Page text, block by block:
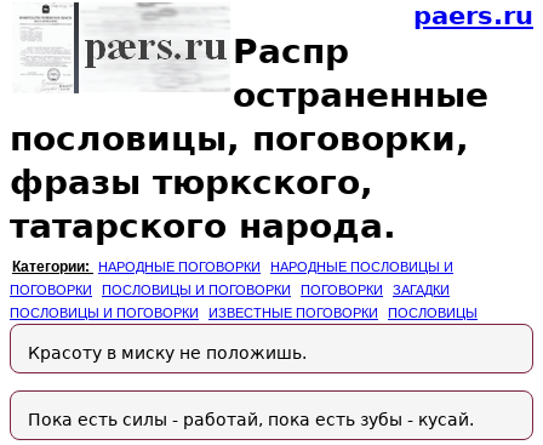
paers.ru
Распр
остраненные
пословицы, поговорки,
фразы тюркского,
татарского народа.
Категории: НАРОДНЫЕ ПОГОВОРКИ
НАРОДНЫЕ ПОСЛОВИЦЫ И
ПОГОВОРКИ
ПОСЛОВИЦЫ И ПОГОВОРКИ ПОГОВОРКИ
ЗАГАДКИ
ПОСЛОВИЦЫ И ПОГОВОРКИ
ИЗВЕСТНЫЕ ПОГОВОРКИ ПОСЛОВИЦЫ
Красоту в миску не положишь.
Пока есть силы - работай, пока есть зубы - кусай.